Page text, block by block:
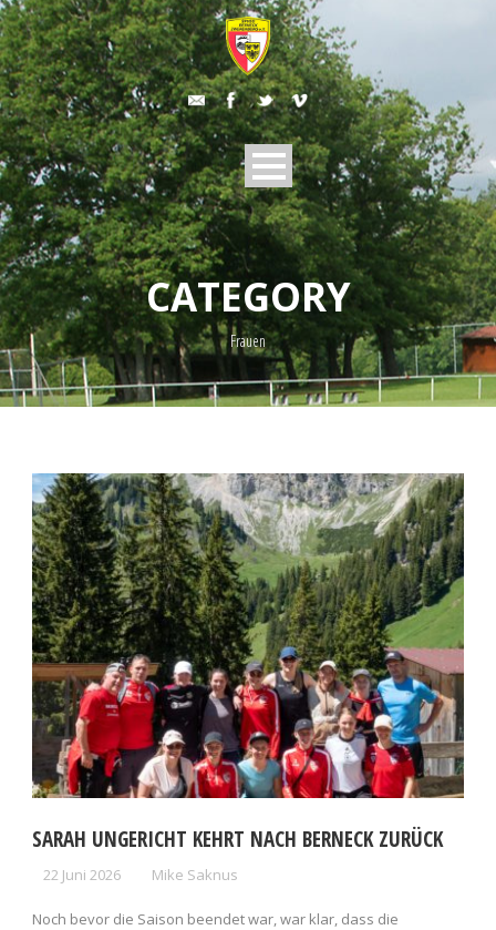
CATEGORY
Frauen
SARAH UNGERICHT KEHRT NACH BERNECK ZURÜCK
22 Juni 2026 Mike Saknus
Noch bevor die Saison beendet war, war klar, dass die